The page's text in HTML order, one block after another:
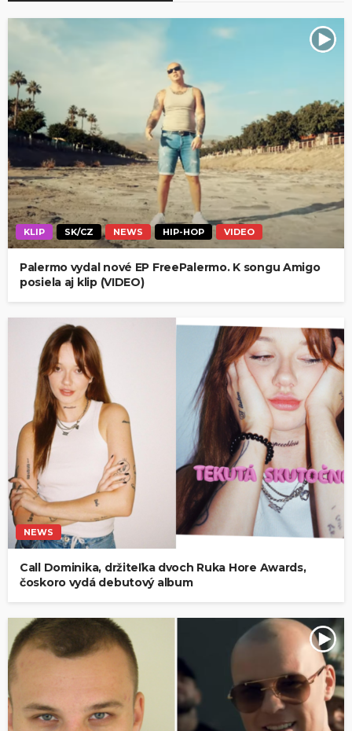
KLIP SK/CZ NEWS HIP-HOP VIDEO
Palermo vydal nové EP FreePalermo. K songu Amigo
posiela aj klip (VIDEO)
NEWS
Call Dominika, držiteľka dvoch Ruka Hore Awards,
čoskoro vydá debutový album